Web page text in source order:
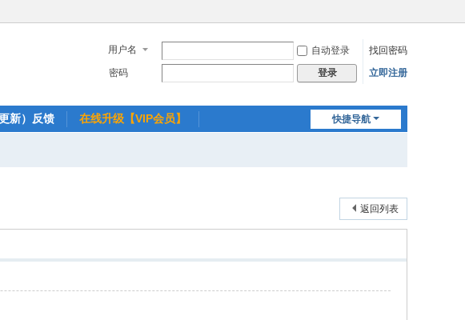
用户名 自动登录
找回密码
密码
登录 立即注册
快捷导航
新）反馈 在线升级【VIP会员】
返回列表